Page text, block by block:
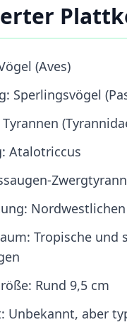
(Aves)
Sperlingsvögel
Atalotriccus
Tropische
Rund 9,5 cm
Unbekannt, aber